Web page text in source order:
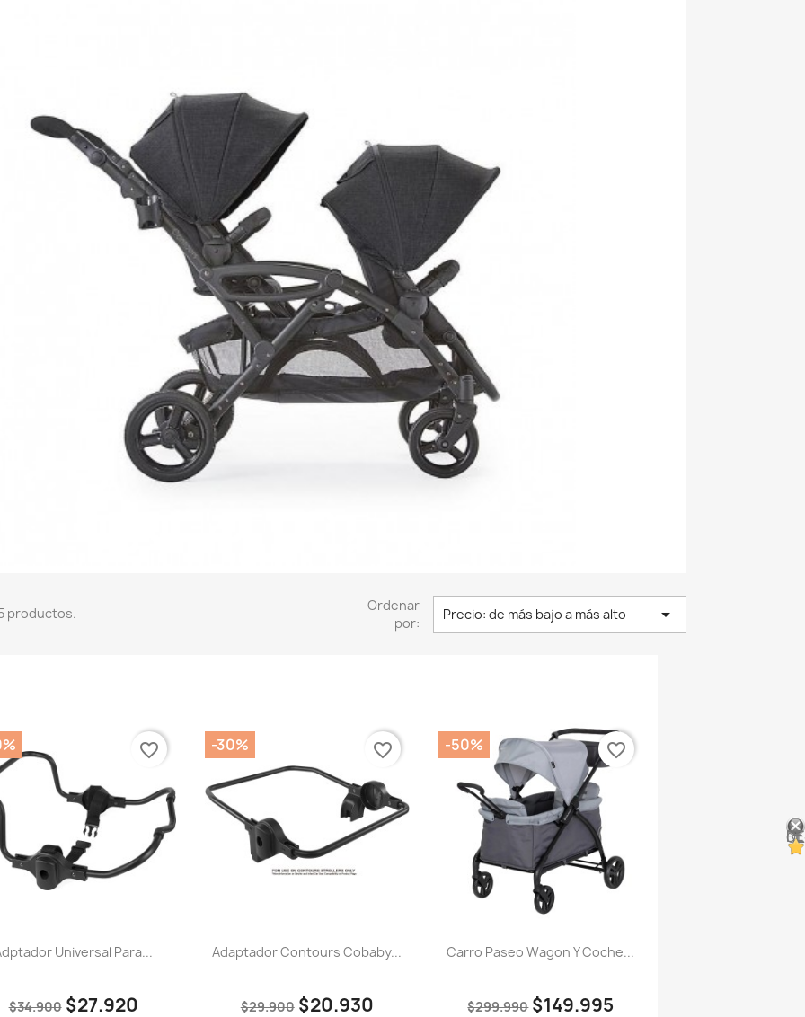
productos.
Ordenar
por:
Precio: de más bajo a más alto 
Universal Para...
$34.900 $27.920
favorite_border
Adaptador Contours Cobaby...
$29.900 $20.930
-30% favorite_border
Carro Paseo Wagon Y Coche...
$299.990 $149.995
-50% favorite_border